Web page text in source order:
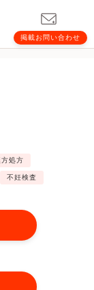
掲載お問い合わせ
方処方
不妊検査